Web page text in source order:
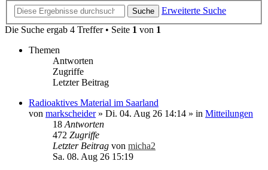
Suche
Erweiterte Suche
Die Suche ergab 4 Treffer • Seite 1 von 1
Themen
Antworten
Zugriffe
Letzter Beitrag
Radioaktives Material im Saarland
von markscheider» Di. 04. Aug 26 14:14 » in Mitteilungen
18 Antworten
472 Zugriffe
Letzter Beitrag von micha2
Sa. 08. Aug 26 15:19